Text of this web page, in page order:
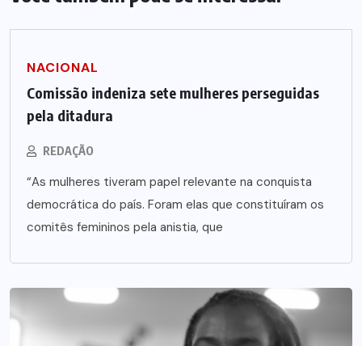
NACIONAL
Comissão indeniza sete mulheres perseguidas
pela ditadura
REDAÇÃO
“As mulheres tiveram papel relevante na conquista
democrática do país. Foram elas que constituíram os
comitês femininos pela anistia, que